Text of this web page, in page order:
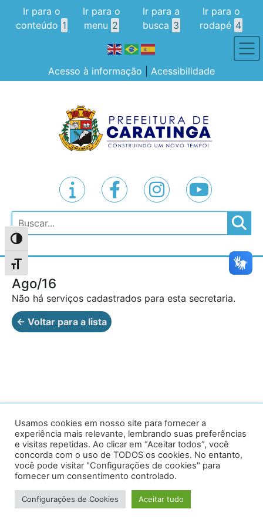
Alternar alto contraste
Alternar tamanho da fonte
Ir para o
conteúdo 1
Ir para o
menu 2
Ir para a
busca 3
Ir para o
rodapé 4
Acesso à informação Acessibilidade
Pesquisar
Ago/16
Não há serviços cadastrados para esta secretaria.
← Voltar para a lista
Av. Prof. Armando Alves da Silva, nº 1950 - Zacarias,
Caratinga - MG - 35302-403 / Tel: (33) 3329 8000
Desenvolvido por VersaTec
Usamos cookies em nosso site para fornecer a
experiência mais relevante, lembrando suas preferências
e visitas repetidas. Ao clicar em “Aceitar todos”, você
concorda com o uso de TODOS os cookies. No entanto,
você pode visitar "Configurações de cookies" para
fornecer um consentimento controlado.
Configurações de Cookies Aceitar tudo